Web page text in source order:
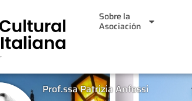
Sobre la
Asociación
Prof.ssa Patrizia Anfossi